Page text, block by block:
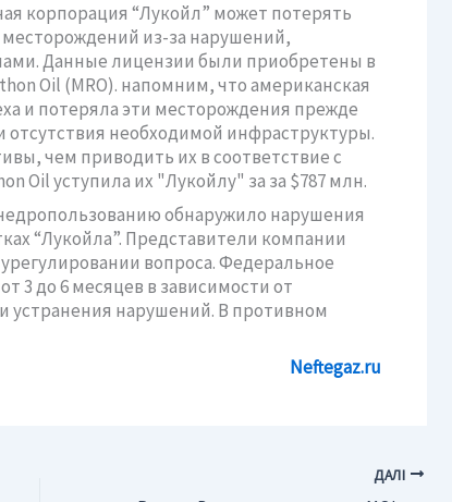
корпорация “Лукойл” может потерять
из-за нарушений,
Данные лицензии были приобретены в
Oil (MRO). напомним, что американская
и потеряла эти месторождения прежде
отсутствия необходимой инфраструктуры.
чем приводить их в соответствие с
Oil уступила их "Лукойлу" за за $787 млн.
обнаружило нарушения
“Лукойла”. Представители компании
вопроса. Федеральное
3 до 6 месяцев в зависимости от
нарушений. В противном
Neftegaz.ru
ДАЛІ